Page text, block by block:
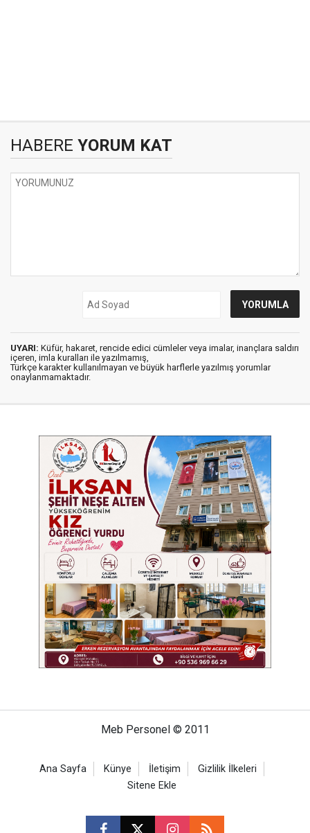
HABERE YORUM KAT
UYARI: Küfür, hakaret, rencide edici cümleler veya imalar, inançlara saldırı
içeren, imla kuralları ile yazılmamış,
Türkçe karakter kullanılmayan ve büyük harflerle yazılmış yorumlar
onaylanmamaktadır.
Meb Personel © 2011
Ana Sayfa Künye İletişim
Gizlilik İlkeleri
Sitene Ekle